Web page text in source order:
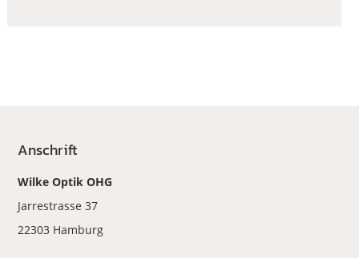
Anschrift
Wilke Optik OHG
Jarrestrasse 37
22303 Hamburg